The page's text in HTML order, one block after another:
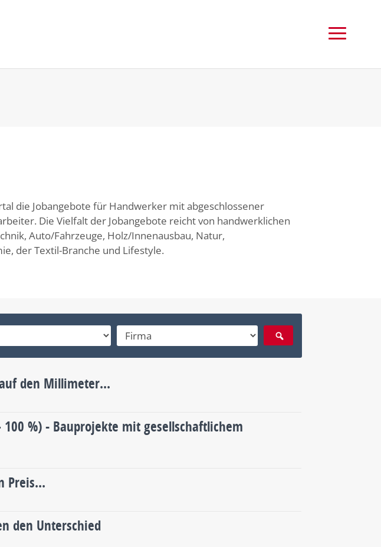
die Jobangebote für Handwerker mit abgeschlossener
Die Vielfalt der Jobangebote reicht von handwerklichen
Auto/Fahrzeuge, Holz/Innenausbau, Natur,
der Textil-Branche und Lifestyle.
den Millimeter...
%) - Bauprojekte mit gesellschaftlichem
Preis...
den Unterschied